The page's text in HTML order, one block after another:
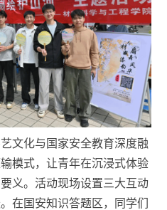
文化与国家安全教育深度融
模式，让青年在沉浸式体验
义。活动现场设置三大互动
在国安知识答题区，同学们